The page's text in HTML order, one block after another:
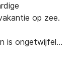
op zee.
is ongetwijfeld
en biedt een